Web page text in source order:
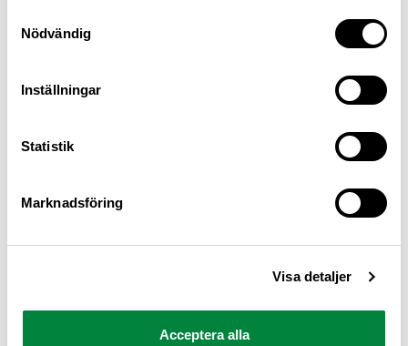
Nödvändig
Inställningar
Statistik
Marknadsföring
Visa detaljer
Acceptera alla
M Sverige är Sveriges största konsumentorganisation
för bilister och andra trafikanter
Ansvarig utgivare: Heléne Lilja
Pressrum
Om oss